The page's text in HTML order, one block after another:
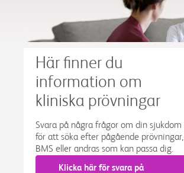
Här finner du
information om
kliniska prövningar
Svara på några frågor om din sjukdom
för att söka efter pågående prövningar,
BMS eller andras som kan passa dig.
Klicka här för svara på